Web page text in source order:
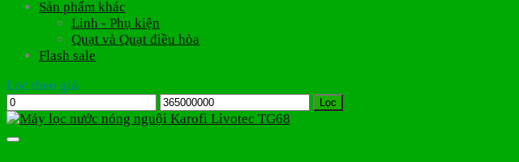
Sản phẩm khác
Linh - Phụ kiện
Quạt và Quạt điều hòa
Flash sale
Lọc theo giá
Giá
tối
thiểu
Giá
tối
Lọc